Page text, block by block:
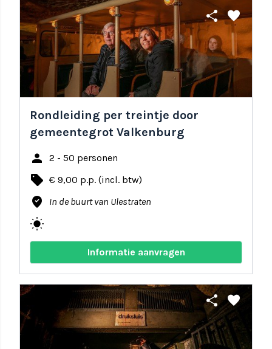
share favorite
Rondleiding per treintje door
gemeentegrot Valkenburg
person 2 - 50 personen
local_offer € 9,00 p.p. (incl. btw)
where_to_vote In de buurt van Ulestraten
wb_sunny
Informatie aanvragen
share favorite